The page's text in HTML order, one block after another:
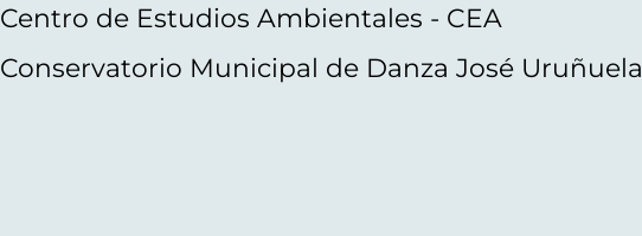
Centro de Estudios Ambientales - CEA
Conservatorio Municipal de Danza José Uruñuela